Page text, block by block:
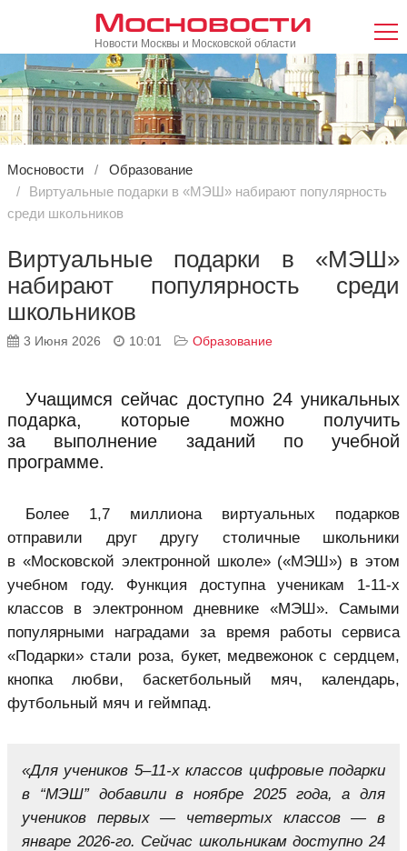
Мосновости
Новости Москвы и Московской области
Мосновости
Образование
Виртуальные подарки в «МЭШ» набирают популярность
среди школьников
Виртуальные подарки в «МЭШ»
набирают популярность среди
школьников
3 Июня 2026 10:01 Образование
Учащимся сейчас доступно 24 уникальных
подарка, которые можно получить
за выполнение заданий по учебной
программе.
Более 1,7 миллиона виртуальных подарков
отправили друг другу столичные школьники
в «Московской электронной школе» («МЭШ») в этом
учебном году. Функция доступна ученикам 1-11-х
классов в электронном дневнике «МЭШ». Самыми
популярными наградами за время работы сервиса
«Подарки» стали роза, букет, медвежонок с сердцем,
кнопка любви, баскетбольный мяч, календарь,
футбольный мяч и геймпад.
«Для учеников 5–11-х классов цифровые подарки
в “МЭШ” добавили в ноябре 2025 года, а для
учеников первых — четвертых классов — в
январе 2026-го. Сейчас школьникам доступно 24